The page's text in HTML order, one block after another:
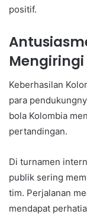
positif.
Keberhasilan
para
bola Kolombia
pertandingan.
Di turnamen
publik sering
tim. Perjalanan
mendapat